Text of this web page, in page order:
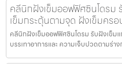
คลีนิกฝังเข็มออฟฟิศซินโดรม
เข็มกระตุ้นตามจุด ฝังเข็มคร
คลีนิกฝังเข็มออฟฟิศซินโดรม รับฝังเข็ม
บรรเทาอาการและ ความเจ็บปวดตามร่